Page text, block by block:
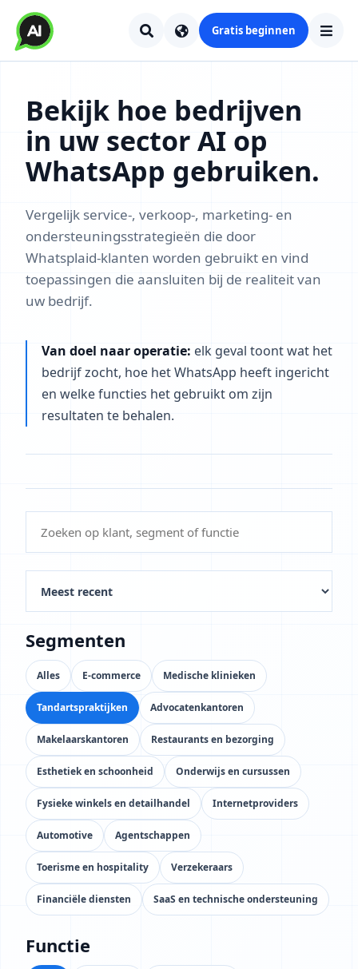
Gratis beginnen
Bekijk hoe bedrijven
in uw sector AI op
WhatsApp gebruiken.
Vergelijk service-, verkoop-, marketing- en
ondersteuningsstrategieën die door
Whatsplaid-klanten worden gebruikt en vind
toepassingen die aansluiten bij de realiteit van
uw bedrijf.
Van doel naar operatie: elk geval toont wat het
bedrijf zocht, hoe het WhatsApp heeft ingericht
en welke functies het gebruikt om zijn
resultaten te behalen.
Segmenten
Alles E-commerce Medische klinieken
Tandartspraktijken Advocatenkantoren
Makelaarskantoren Restaurants en bezorging
Esthetiek en schoonheid Onderwijs en cursussen
Fysieke winkels en detailhandel Internetproviders
Automotive Agentschappen
Toerisme en hospitality Verzekeraars
Financiële diensten SaaS en technische ondersteuning
Functie